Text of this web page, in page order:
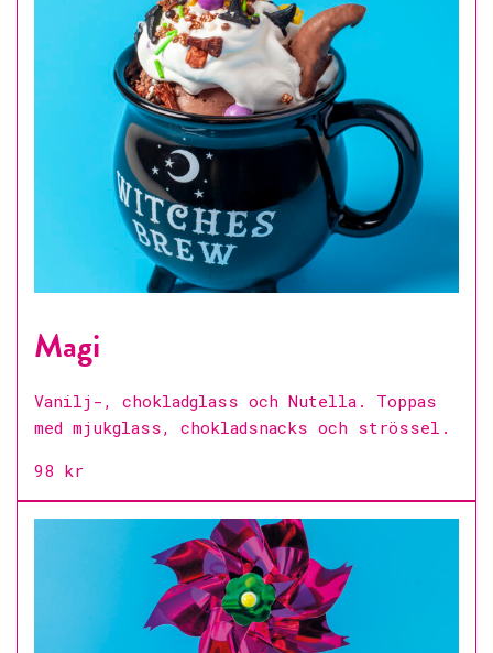
Magi
Vanilj-, chokladglass och Nutella. Toppas
med mjukglass, chokladsnacks och strössel.
98 kr